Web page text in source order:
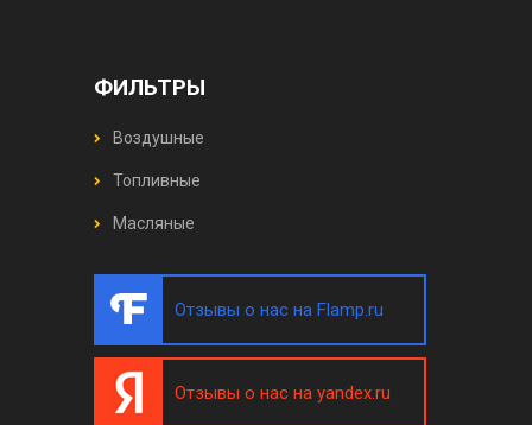
ФИЛЬТРЫ
Воздушные
Топливные
Масляные
Отзывы о нас на Flamp.ru
Отзывы о нас на yandex.ru